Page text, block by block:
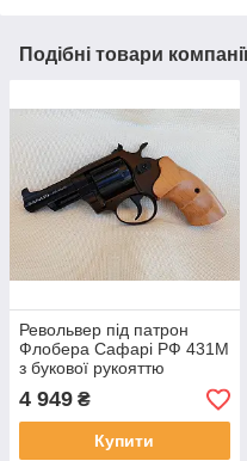
Подібні товари
Револьвер під патрон
Флобера Сафарі РФ 431М
з букової рукояттю
4 949 ₴
Купити